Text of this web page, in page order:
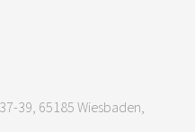
39, 65185 Wiesbaden,